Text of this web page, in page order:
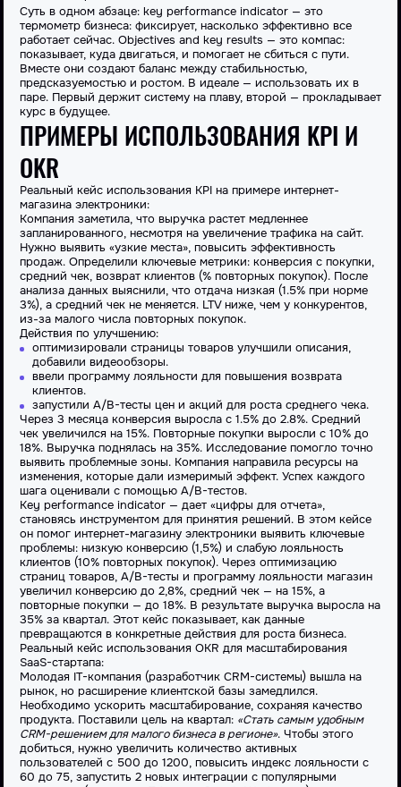
Суть в одном абзаце: key performance indicator — это
термометр бизнеса: фиксирует, насколько эффективно все
работает сейчас. Objectives and key results — это компас:
показывает, куда двигаться, и помогает не сбиться с пути.
Вместе они создают баланс между стабильностью,
предсказуемостью и ростом. В идеале — использовать их в
паре. Первый держит систему на плаву, второй — прокладывает
курс в будущее.
ПРИМЕРЫ ИСПОЛЬЗОВАНИЯ KPI И
OKR
Реальный кейс использования KPI на примере интернет-
магазина электроники:
Компания заметила, что выручка растет медленнее
запланированного, несмотря на увеличение трафика на сайт.
Нужно выявить «узкие места», повысить эффективность
продаж. Определили ключевые метрики: конверсия с покупки,
средний чек, возврат клиентов (% повторных покупок). После
анализа данных выяснили, что отдача низкая (1.5% при норме
3%), а средний чек не меняется. LTV ниже, чем у конкурентов,
из-за малого числа повторных покупок.
Действия по улучшению:
оптимизировали страницы товаров улучшили описания,
добавили видеообзоры.
ввели программу лояльности для повышения возврата
клиентов.
запустили A/B-тесты цен и акций для роста среднего чека.
Через 3 месяца конверсия выросла с 1.5% до 2.8%. Средний
чек увеличился на 15%. Повторные покупки выросли с 10% до
18%. Выручка поднялась на 35%. Исследование помогло точно
выявить проблемные зоны. Компания направила ресурсы на
изменения, которые дали измеримый эффект. Успех каждого
шага оценивали с помощью A/B-тестов.
Key performance indicator — дает «цифры для отчета»,
становясь инструментом для принятия решений. В этом кейсе
он помог интернет-магазину электроники выявить ключевые
проблемы: низкую конверсию (1,5%) и слабую лояльность
клиентов (10% повторных покупок). Через оптимизацию
страниц товаров, A/B-тесты и программу лояльности магазин
увеличил конверсию до 2,8%, средний чек — на 15%, а
повторные покупки — до 18%. В результате выручка выросла на
35% за квартал. Этот кейс показывает, как данные
превращаются в конкретные действия для роста бизнеса.
Реальный кейс использования OKR для масштабирования
SaaS-стартапа:
Молодая IT-компания (разработчик CRM-системы) вышла на
рынок, но расширение клиентской базы замедлился.
Необходимо ускорить масштабирование, сохраняя качество
продукта. Поставили цель на квартал: «Стать самым удобным
CRM-решением для малого бизнеса в регионе». Чтобы этого
добиться, нужно увеличить количество активных
пользователей с 500 до 1200, повысить индекс лояльности с
60 до 75, запустить 2 новых интеграции с популярными